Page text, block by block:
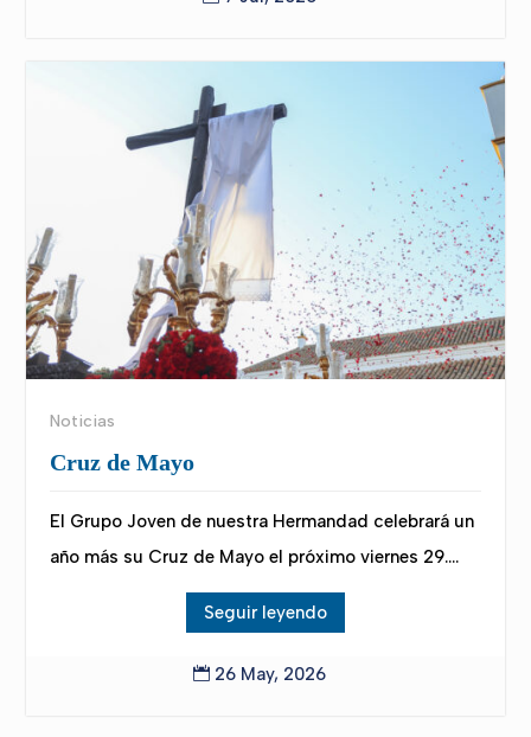
Noticias
Cruz de Mayo
El Grupo Joven de nuestra Hermandad celebrará un
año más su Cruz de Mayo el próximo viernes 29....
Seguir leyendo
 26 May, 2026